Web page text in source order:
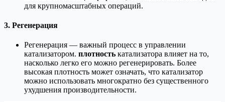
для крупномасштабных операций.
3. Регенерация
Регенерация — важный процесс в управлении
катализатором. плотность катализатора влияет на то,
насколько легко его можно регенерировать. Более
высокая плотность может означать, что катализатор
можно использовать многократно без существенного
ухудшения производительности.